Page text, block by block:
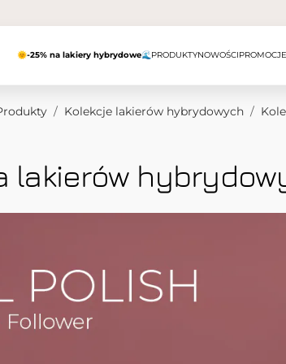
🌞-25% na lakiery hybrydowe🌊 PRODUKTYNOWOŚCIPROMOCJE
/ Kolekcje lakierów hybrydowych /
lakierów